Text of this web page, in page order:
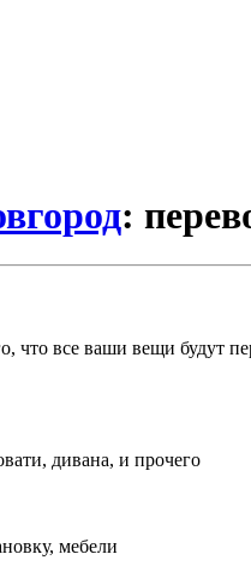
:
что все ваши вещи будут
дивана, и прочего
мебели